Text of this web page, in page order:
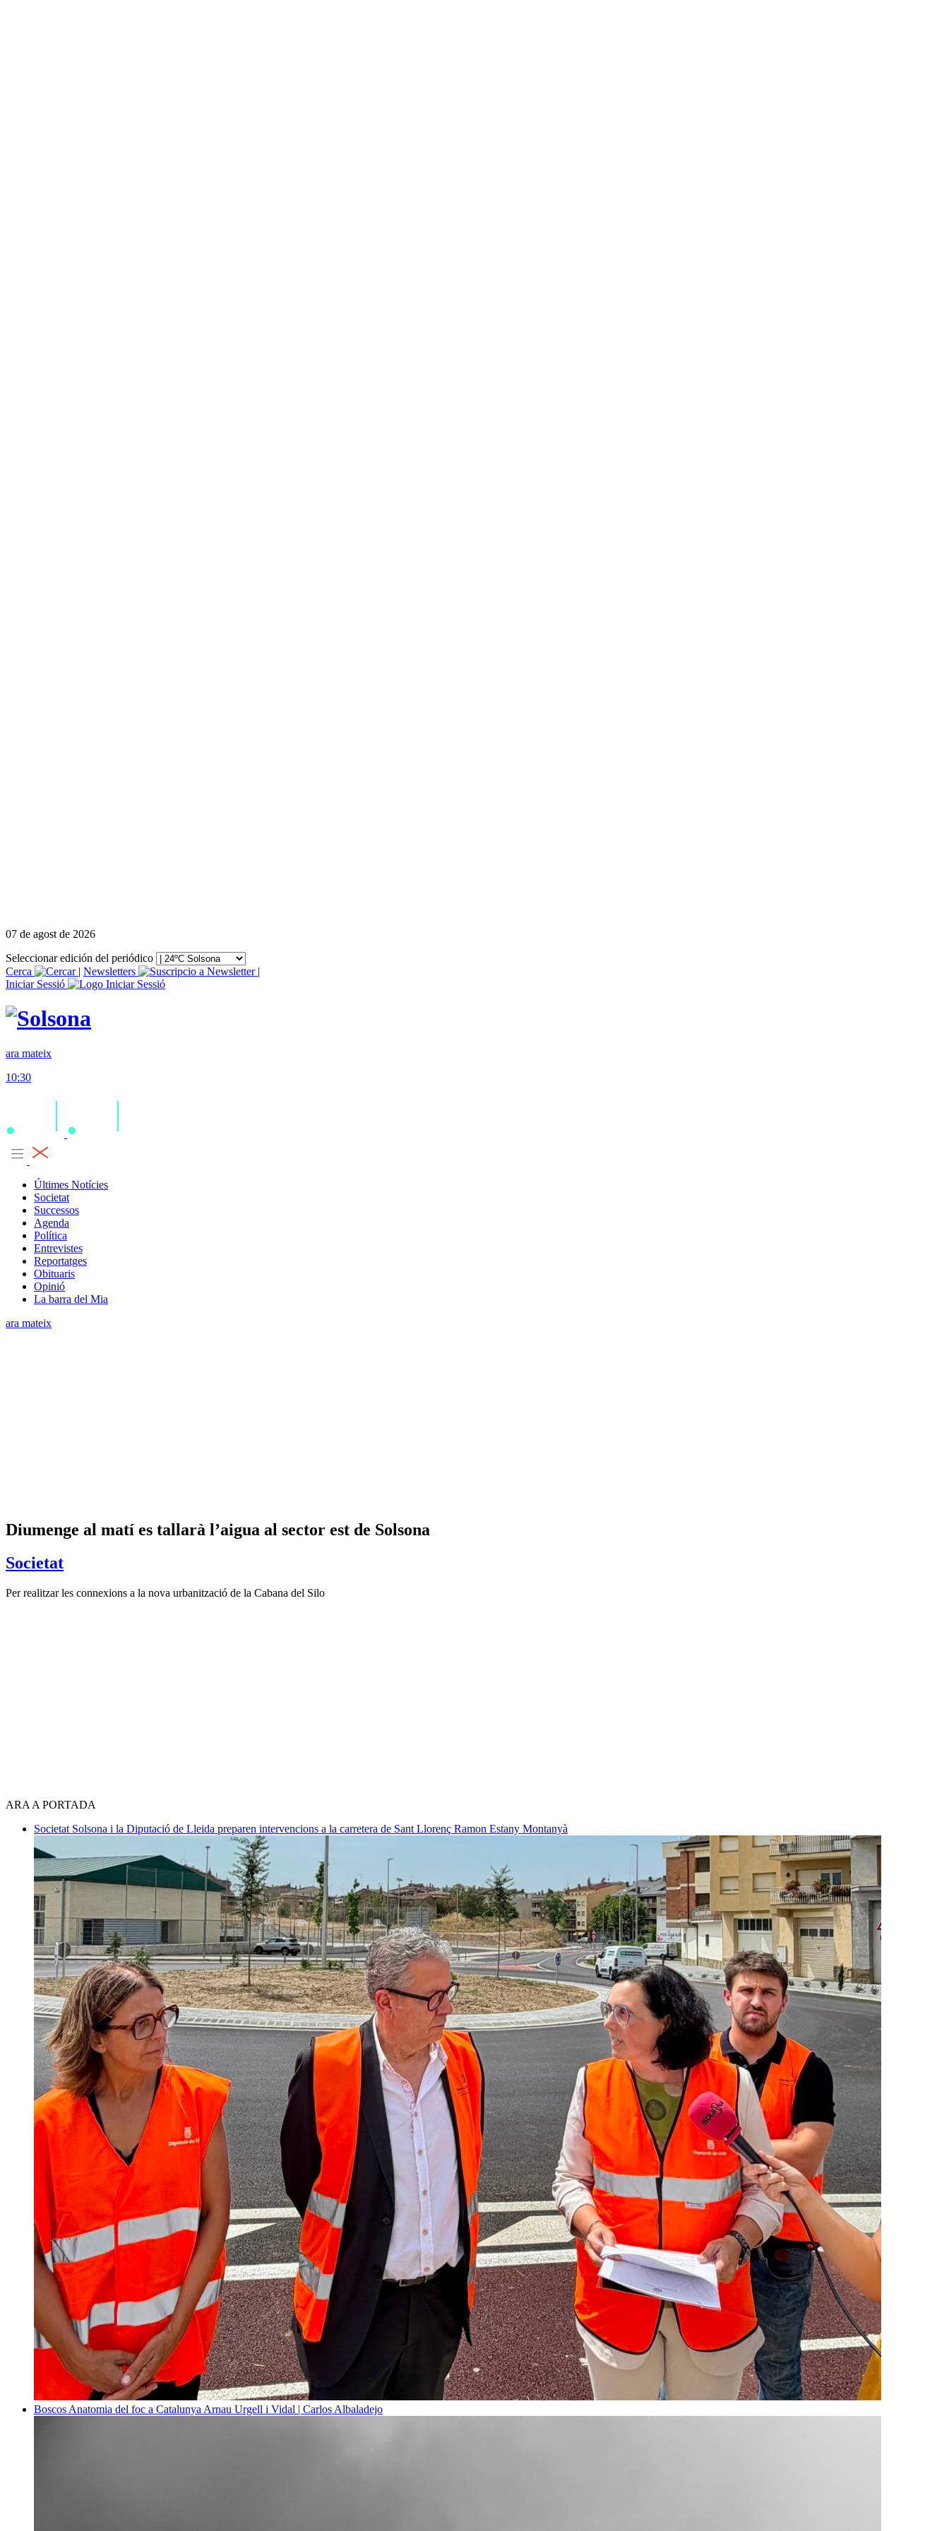
07 de agost de 2026
Seleccionar edición del periódico
Cerca
| Newsletters
|
Iniciar Sessió
ara mateix
10:30
Últimes Notícies
Societat
Successos
Agenda
Política
Entrevistes
Reportatges
Obituaris
Opinió
La barra del Mia
ara mateix
Diumenge al matí es tallarà l’aigua al sector est de Solsona
Societat
Per realitzar les connexions a la nova urbanització de la Cabana del Silo
ARA A PORTADA
Societat Solsona i la Diputació de Lleida preparen intervencions a la carretera de Sant Llorenç Ramon Estany Montanyà
Boscos Anatomia del foc a Catalunya Arnau Urgell i Vidal | Carlos Albaladejo